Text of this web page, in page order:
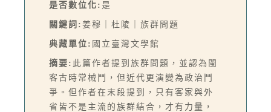
是否數位化: 是
關鍵詞: 姜穆｜杜陵｜族群問題
典藏單位: 國立臺灣文學館
摘要: 此篇作者提到族群問題，並認為閩
客古時常械鬥，但近代更演變為政治鬥
爭。但作者在末段提到，只有客家與外
省皆不是主流的族群結合，才有力量，